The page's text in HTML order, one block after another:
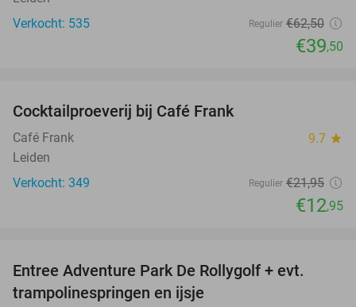
Verkocht: 535
Regulier €62,50
€39,50
Cocktailproeverij bij Café Frank
Café Frank 9.7 star
Leiden
Verkocht: 349
Regulier €21,95
€12,95
Entree Adventure Park De Rollygolf + evt.
trampolinespringen en ijsje